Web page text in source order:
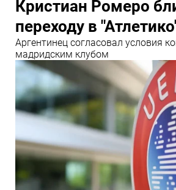
Кристиан Ромеро
переходу в
Аргентинец согласовал условия
мадридским клубом